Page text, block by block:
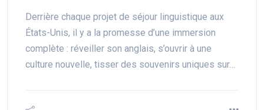
Derrière chaque projet de séjour linguistique aux
États-Unis, il y a la promesse d’une immersion
complète : réveiller son anglais, s’ouvrir à une
culture nouvelle, tisser des souvenirs uniques sur…